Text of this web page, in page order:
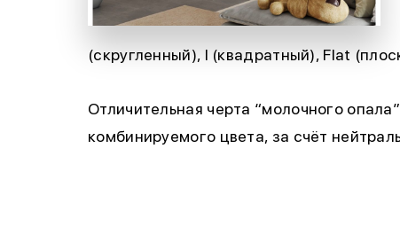
(скругленный), I (квадратный), Flat
Отличительная черта “молочного
комбинируемого цвета, за счёт